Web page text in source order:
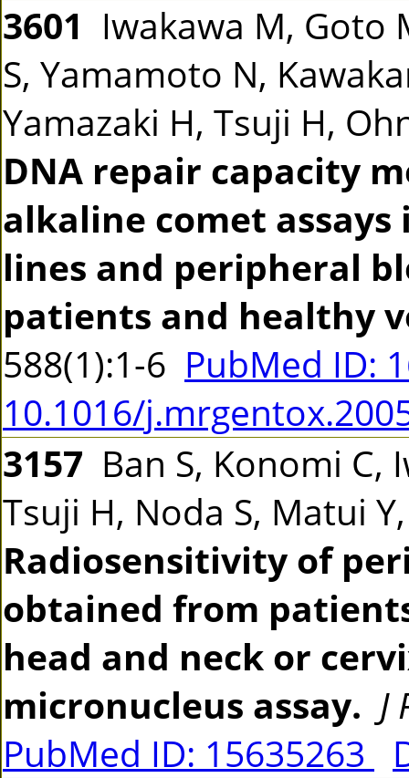
3601 Iwakawa M, Goto
S, Yamamoto N,
Yamazaki H, Tsuji H,
DNA repair capacity
alkaline comet
lines and peripheral
patients and healthy
588(1):1-6 PubMed ID:
10.1016/
3157 Ban S, Konomi C,
Tsuji H, Noda S, Matui
Radiosensitivity of
obtained from
head and neck or
micronucleus assay. J
PubMed ID: 15635263